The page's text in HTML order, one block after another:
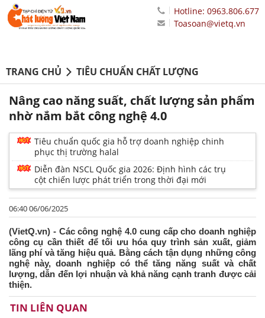
Hotline: 0963.806.677
Toasoan@vietq.vn
TRANG CHỦ TIÊU CHUẨN CHẤT LƯỢNG
Nâng cao năng suất, chất lượng sản phẩm
nhờ nắm bắt công nghệ 4.0
Tiêu chuẩn quốc gia hỗ trợ doanh nghiệp chinh
phục thị trường halal
Diễn đàn NSCL Quốc gia 2026: Định hình các trụ
cột chiến lược phát triển trong thời đại mới
06:40 06/06/2025
(VietQ.vn) - Các công nghệ 4.0 cung cấp cho doanh nghiệp
công cụ cần thiết để tối ưu hóa quy trình sản xuất, giảm
lãng phí và tăng hiệu quả. Bằng cách tận dụng những công
nghệ này, doanh nghiệp có thể tăng năng suất và chất
lượng, dẫn đến lợi nhuận và khả năng cạnh tranh được cải
thiện.
TIN LIÊN QUAN